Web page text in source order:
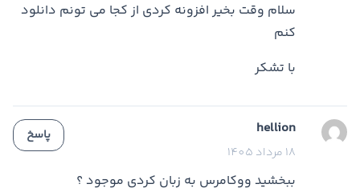
سلام وقت بخیر افزونه کردی از کجا می تونم دانلود
کنم
با تشکر
hellion
18 مرداد 1405
ببخشید ووکامرس به زبان کردی موجود ؟
پاسخ